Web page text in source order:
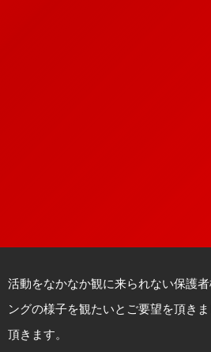
活動をなかなか観に来られない保護
ングの様子を観たいとご要望を頂き
頂きます。